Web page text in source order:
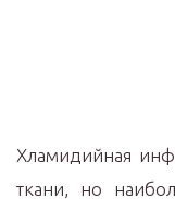
Хламидийная
ткани, но